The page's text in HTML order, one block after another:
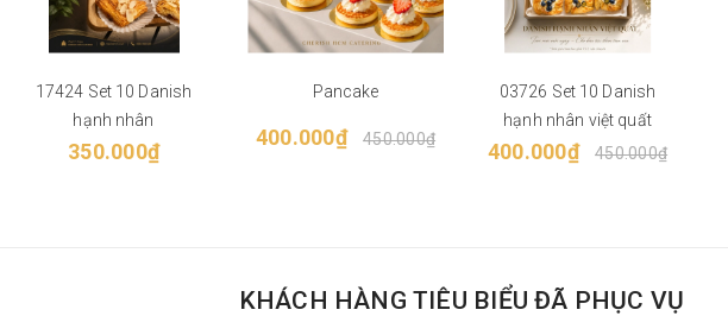
17424 Set 10 Danish
hạnh nhân
350.000₫
Pancake
400.000₫ 450.000₫
03726 Set 10 Danish
hạnh nhân việt quất
400.000₫ 450.000₫
KHÁCH HÀNG TIÊU BIỂU ĐÃ PHỤC VỤ